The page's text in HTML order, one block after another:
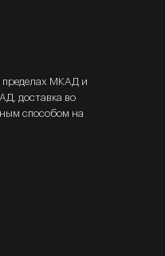
пределах МКАД и
доставка во
способом на